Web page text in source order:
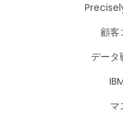
顧客
データ
マ